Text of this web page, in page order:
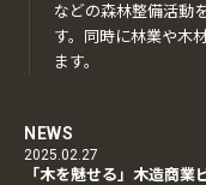
などの森林整備活動
す。同時に林業や木
ます。
NEWS
2025.02.27
「木を魅せる」木造商